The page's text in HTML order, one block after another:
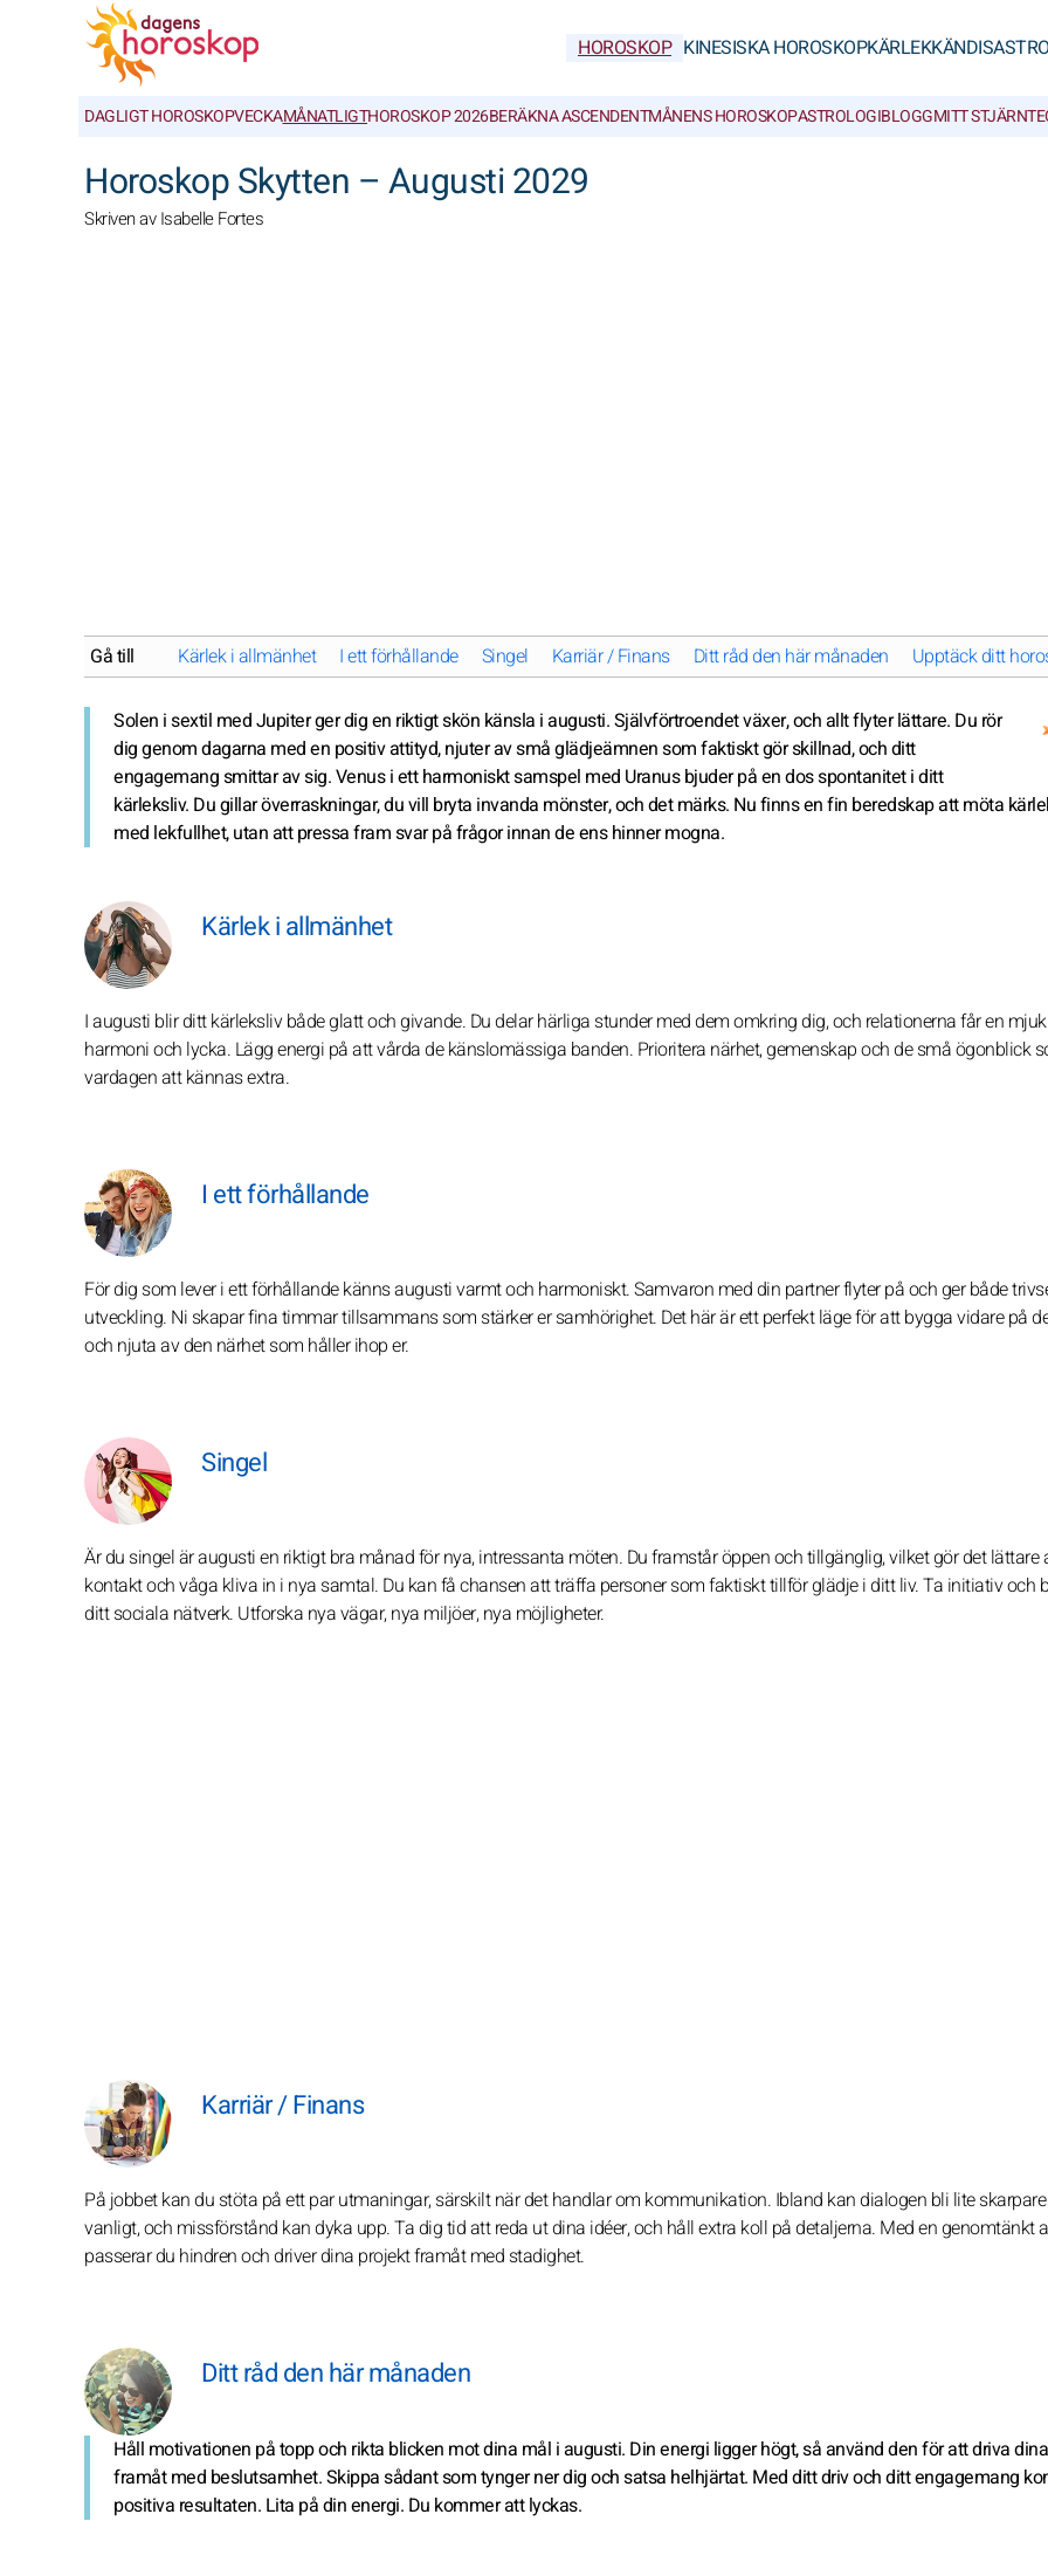
HOROSKOP KINESISKA HOROSKOPKÄRLEK
DAGLIGT HOROSKOPVECKAMÅNATLIGTHOROSKOP 2026BERÄKNA ASCENDENTMÅNENS HOROSKOPASTROLOGIBLOGGMITT
Horoskop Skytten – Augusti 2029
Skriven av Isabelle Fortes
Gå till Kärlek i allmänhet I ett förhållande Singel Karriär / Finans Ditt råd den här månaden Upptäck ditt
Solen i sextil med Jupiter ger dig en riktigt skön känsla i augusti. Självförtroendet växer, och allt flyter lättare. Du rör
dig genom dagarna med en positiv attityd, njuter av små glädjeämnen som faktiskt gör skillnad, och ditt
engagemang smittar av sig. Venus i ett harmoniskt samspel med Uranus bjuder på en dos spontanitet i ditt
kärleksliv. Du gillar överraskningar, du vill bryta invanda mönster, och det märks. Nu finns en fin beredskap att möta
med lekfullhet, utan att pressa fram svar på frågor innan de ens hinner mogna.
Kärlek i allmänhet
I augusti blir ditt kärleksliv både glatt och givande. Du delar härliga stunder med dem omkring dig, och relationerna får en
harmoni och lycka. Lägg energi på att vårda de känslomässiga banden. Prioritera närhet, gemenskap och de små ögonblick
vardagen att kännas extra.
I ett förhållande
För dig som lever i ett förhållande känns augusti varmt och harmoniskt. Samvaron med din partner flyter på och ger både
utveckling. Ni skapar fina timmar tillsammans som stärker er samhörighet. Det här är ett perfekt läge för att bygga vidare på
och njuta av den närhet som håller ihop er.
Singel
Är du singel är augusti en riktigt bra månad för nya, intressanta möten. Du framstår öppen och tillgänglig, vilket gör det lättare
kontakt och våga kliva in i nya samtal. Du kan få chansen att träffa personer som faktiskt tillför glädje i ditt liv. Ta initiativ och
ditt sociala nätverk. Utforska nya vägar, nya miljöer, nya möjligheter.
Karriär / Finans
På jobbet kan du stöta på ett par utmaningar, särskilt när det handlar om kommunikation. Ibland kan dialogen bli lite
vanligt, och missförstånd kan dyka upp. Ta dig tid att reda ut dina idéer, och håll extra koll på detaljerna. Med en genomtänkt
passerar du hindren och driver dina projekt framåt med stadighet.
Ditt råd den här månaden
Håll motivationen på topp och rikta blicken mot dina mål i augusti. Din energi ligger högt, så använd den för att driva
framåt med beslutsamhet. Skippa sådant som tynger ner dig och satsa helhjärtat. Med ditt driv och ditt engagemang
positiva resultaten. Lita på din energi. Du kommer att lyckas.